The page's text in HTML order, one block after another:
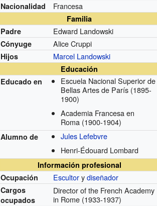
Nacionalidad Francesa
Familia
Padre
Edward Landowski
Cónyuge Alice Cruppi
Hijos Marcel Landowski
Educación
Educado en
Escuela Nacional Superior de
Bellas Artes de París (1895-
1900)
Academia Francesa en
Roma (1900-1904)
Alumno de
Jules Lefebvre
Henri-Édouard Lombard
Información profesional
Ocupación
Escultorydiseñador
Cargos
ocupados
Director of the French Academy
in Rome (1933-1937)